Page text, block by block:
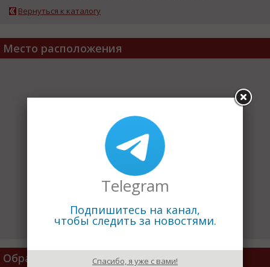
Вернуться к каталогу
Место расположения
Обратная Связь
Telegram
Подпишитесь на канал,
чтобы следить за новостями.
Спасибо, я уже с вами!